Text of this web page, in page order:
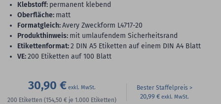
Klebstoff: permanent klebend
Oberfläche: matt
Formatgleich:Avery Zweckform L4717-20
Produkthinweis: mit umlaufendem Sicherheitsrand
Etikettenformat:2 DIN A5 Etiketten auf einem DIN A4 Blatt
VE:200 Etiketten auf 100 Blatt
30,90 €
200 Etiketten (154,50 € je 1.000 Etiketten)
Bester Staffelpreis
20,99 €